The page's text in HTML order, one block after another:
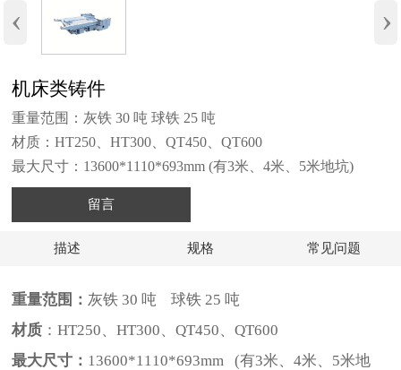
‹ ›
机床类铸件
重量范围：灰铁 30 吨 球铁 25 吨
材质：HT250、HT300、QT450、QT600
最大尺寸：13600*1110*693mm (有3米、4米、5米地坑)
留言
描述 规格 常见问题
重量范围： 灰铁 30 吨 球铁 25 吨
材质 ：HT250、HT300、QT450、QT600
最大尺寸： 13600*1110*693mm (有3米、4米、5米地